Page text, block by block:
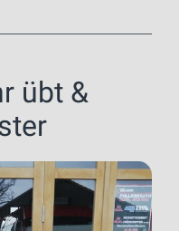
übt &